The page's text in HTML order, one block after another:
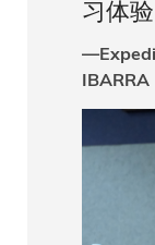
习体验
IBARRA